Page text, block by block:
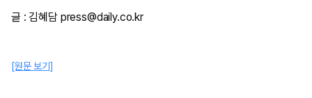
글 : 김혜담 press@daily.co.kr
[원문 보기]